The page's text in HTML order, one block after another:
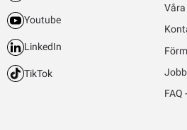
Youtube
LinkedIn
TikTok
FAQ